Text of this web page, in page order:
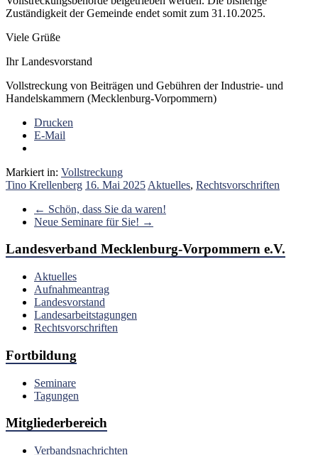
Zuständigkeit der Gemeinde endet somit zum 31.10.2025.
Viele Grüße
Ihr Landesvorstand
Vollstreckung von Beiträgen und Gebühren der Industrie- und
Handelskammern (Mecklenburg-Vorpommern)
Drucken
E-Mail
Markiert in: Vollstreckung
Tino Krellenberg 16. Mai 2025 Aktuelles, Rechtsvorschriften
← Schön, dass Sie da waren!
Neue Seminare für Sie! →
Landesverband Mecklenburg-Vorpommern e.V.
Aktuelles
Aufnahmeantrag
Landesvorstand
Landesarbeitstagungen
Rechtsvorschriften
Fortbildung
Seminare
Tagungen
Mitgliederbereich
Verbandsnachrichten